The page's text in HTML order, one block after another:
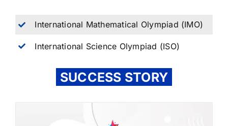
International Mathematical Olympiad (IMO)
International Science Olympiad (ISO)
SUCCESS STORY